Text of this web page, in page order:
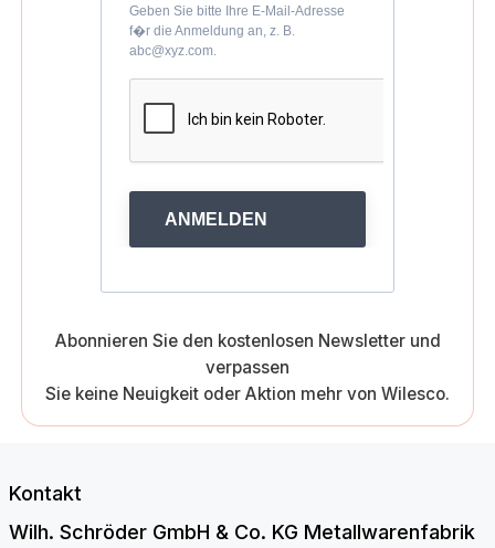
Geben Sie bitte Ihre E-Mail-Adresse
f�r die Anmeldung an, z. B.
abc@xyz.com.
ANMELDEN
Abonnieren Sie den kostenlosen Newsletter und
verpassen
Sie keine Neuigkeit oder Aktion mehr von Wilesco.
Kontakt
Wilh. Schröder GmbH & Co. KG Metallwarenfabrik